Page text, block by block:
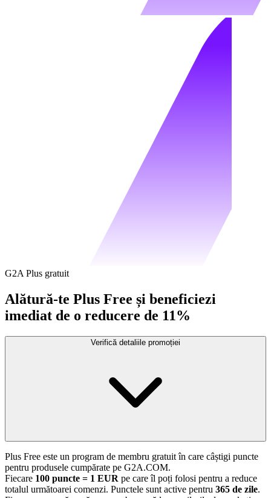
G2A Plus gratuit
Alătură-te Plus Free și beneficiezi
imediat de o reducere de 11%
Verifică detaliile promoției
Plus Free este un program de membru gratuit în care câștigi puncte
pentru produsele cumpărate pe G2A.COM.
Fiecare 100 puncte = 1 EUR pe care îl poți folosi pentru a reduce
totalul următoarei comenzi. Punctele sunt active pentru 365 de zile.